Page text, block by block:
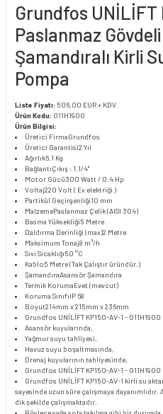
Grundfos UNİLİFT
Paslanmaz
Şamandıralı Kirli
Pompa
Liste Fiyatı: 506,00 EUR + KDV
Ürün Kodu: 011H1900
Ürün Bilgisi:
Üretici FirmaGrundfos
Üretici Garantisi2 Yıl
Ağırlık6.1 Kg
BağlantıÇıkış : 1.1/4"
Motor Gücü300 Watt / 0.4 Hp
Voltaj220 Volt ( Ev elektriği )
Partikül Geçirgenliği10 mm
MalzemePaslanmaz Çelik (AISI 304)
Basma Yüksekliği5 Metre
Daldırma Derinliği (max)2 Metre
Maksimum Tonaj8 m³/h
Sıvı Sıcaklığı50 °C
Kablo5 Metre (Tak Çalıştır üründür.)
ŞamandıraAsansör Şamandıra
Termik KorumaEvet (mevcut)
Koruma SınıfıIP 68
Boyut214mm x 215mm x 236mm
Grundfos UNİLİFT KP150-AV-1 - 011H1900
Asansör kuyularında,
Yağmur suyu tahliyesi,
Havuz suyu boşaltmasında,
Drenaj kuyularının tahliyesinde,
Grundfos UNİLİFT KP150-AV-1 -
Grundfos UNİLİFT KP150-AV-1 kirli su
sayesinde uzun süre çalışmaya
dik şekilde çalışmaktadır.